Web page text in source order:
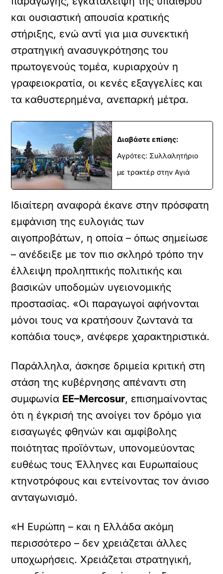
και ουσιαστική απουσία κρατικής
στήριξης, ενώ αντί για μια συνεκτική
στρατηγική ανασυγκρότησης του
πρωτογενούς τομέα, κυριαρχούν η
γραφειοκρατία, οι κενές εξαγγελίες και
τα καθυστερημένα, ανεπαρκή μέτρα.
Διαβάστε επίσης:
Αγρότες: Συλλαλητήριο
με τρακτέρ στην Αγιά
Ιδιαίτερη αναφορά έκανε στην πρόσφατη
εμφάνιση της ευλογιάς των
αιγοπροβάτων, η οποία – όπως σημείωσε
– ανέδειξε με τον πιο σκληρό τρόπο την
έλλειψη προληπτικής πολιτικής και
βασικών υποδομών υγειονομικής
προστασίας. «Οι παραγωγοί αφήνονται
μόνοι τους να κρατήσουν ζωντανά τα
κοπάδια τους», ανέφερε χαρακτηριστικά.
Παράλληλα, άσκησε δριμεία κριτική στη
στάση της κυβέρνησης απέναντι στη
συμφωνία ΕΕ–Mercosur, επισημαίνοντας
ότι η έγκρισή της ανοίγει τον δρόμο για
εισαγωγές φθηνών και αμφίβολης
ποιότητας προϊόντων, υπονομεύοντας
ευθέως τους Έλληνες και Ευρωπαίους
κτηνοτρόφους και εντείνοντας τον άνισο
ανταγωνισμό.
«Η Ευρώπη – και η Ελλάδα ακόμη
περισσότερο – δεν χρειάζεται άλλες
υποχωρήσεις. Χρειάζεται στρατηγική,